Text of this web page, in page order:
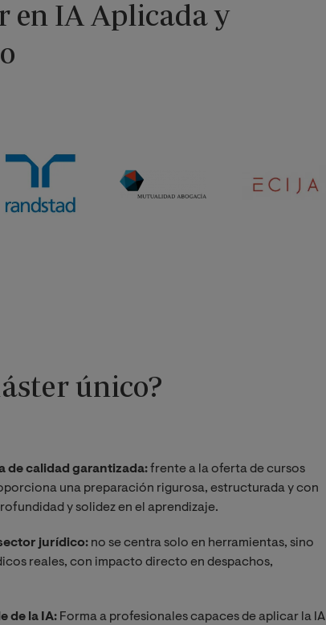
en IA Aplicada y
único?
de calidad garantizada:frente a la oferta de cursos
una preparación rigurosa, estructurada y con
y solidez en el aprendizaje.
jurídico: no se centra solo en herramientas, sino
reales, con impacto directo en despachos,
de la IA: Forma a profesionales capaces de aplicar la IA